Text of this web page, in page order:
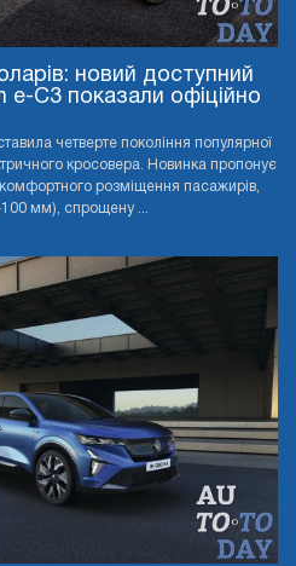
новий доступний
e-C3 показали офіційно
четверте покоління популярної
кросовера. Новинка пропонує
розміщення пасажирів,
мм), спрощену ...